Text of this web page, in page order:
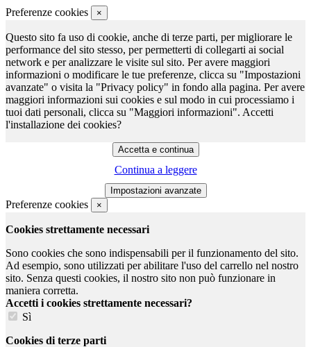
Preferenze cookies ×
Questo sito fa uso di cookie, anche di terze parti, per migliorare le
performance del sito stesso, per permetterti di collegarti ai social
network e per analizzare le visite sul sito. Per avere maggiori
informazioni o modificare le tue preferenze, clicca su "Impostazioni
avanzate" o visita la "Privacy policy" in fondo alla pagina. Per avere
maggiori informazioni sui cookies e sul modo in cui processiamo i
tuoi dati personali, clicca su "Maggiori informazioni". Accetti
l'installazione dei cookies?
Continua a leggere
Preferenze cookies ×
Cookies strettamente necessari
Sono cookies che sono indispensabili per il funzionamento del sito.
Ad esempio, sono utilizzati per abilitare l'uso del carrello nel nostro
sito. Senza questi cookies, il nostro sito non può funzionare in
maniera corretta.
Accetti i cookies strettamente necessari?
Sì
Cookies di terze parti